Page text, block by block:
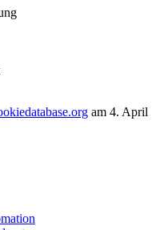
am 4. April